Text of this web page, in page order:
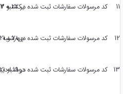
11 کد مرسولات سفارشات ثبت شده در 22 و 23 اردیبهشتیکشنبه 27 اردیبهشت
12 کد مرسولات سفارشات ثبت شده در 20 و 21 اردیبهشتچهارشنبه 23 اردیبهشت
13 کد مرسولات سفارشات ثبت شده در 19 اردیبهشتدوشنبه 21 اردیبهشت